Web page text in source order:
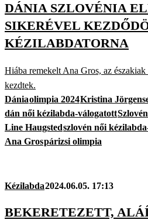
DÁNIA SZLOVÉNIA
SIKERÉVEL
KÉZILABDATORNA
Hiába remekelt Ana Gros, az
kezdtek.
Dániaolimpia 2024Kristina
dán női kézilabda-válogatott
Line Haugstedszlovén női
Ana Grospárizsi olimpia
Kézilabda2024.06.05. 17:13
BEKERETEZETT,